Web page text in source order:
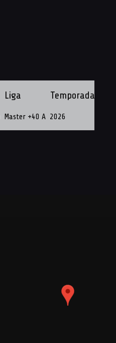
Liga Temporada
Master +40 A 2026